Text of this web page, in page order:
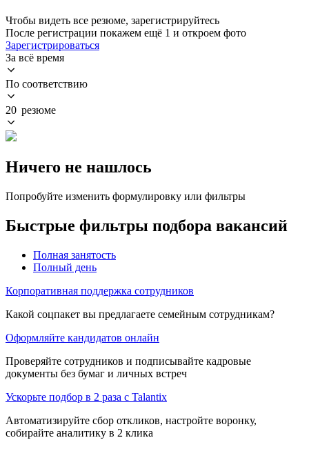
Чтобы видеть все резюме, зарегистрируйтесь
После регистрации покажем ещё 1 и откроем фото
Зарегистрироваться
За всё время
По соответствию
20 резюме
Ничего не нашлось
Попробуйте изменить формулировку или фильтры
Быстрые фильтры подбора вакансий
Полная занятость
Полный день
Корпоративная поддержка сотрудников
Какой соцпакет вы предлагаете семейным сотрудникам?
Оформляйте кандидатов онлайн
Проверяйте сотрудников и подписывайте кадровые
документы без бумаг и личных встреч
Ускорьте подбор в 2 раза с Talantix
Автоматизируйте сбор откликов, настройте воронку,
собирайте аналитику в 2 клика